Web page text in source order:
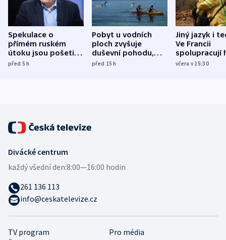
Spekulace o
přímém ruském
útoku jsou pošetilé,
míní estonský
před 5h
Pobyt u vodních
ploch zvyšuje
duševní pohodu,
ukázala
před 15h
Jiný jazyk i
Ve Francii
spolupracují
různých zemí
včera v 15:30
TV program
Pro média
Divácké centrum
každý všední den:8:00—16:00 hodin
261 136 113
info@ceskatelevize.cz